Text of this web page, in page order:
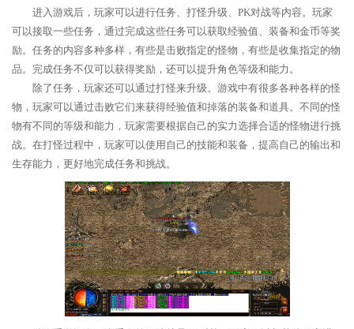
进入游戏后，玩家可以进行任务、打怪升级、PK对战等内容。玩家
可以接取一些任务，通过完成这些任务可以获取经验值、装备和金币等奖
励。任务的内容多种多样，有些是击败指定的怪物，有些是收集指定的物
品。完成任务不仅可以获得奖励，还可以提升角色等级和能力。
除了任务，玩家还可以通过打怪来升级。游戏中有很多各种各样的怪
物，玩家可以通过击败它们来获得经验值和掉落的装备和道具。不同的怪
物有不同的等级和能力，玩家需要根据自己的实力选择合适的怪物进行挑
战。在打怪过程中，玩家可以使用自己的技能和装备，提高自己的输出和
生存能力，更好地完成任务和挑战。